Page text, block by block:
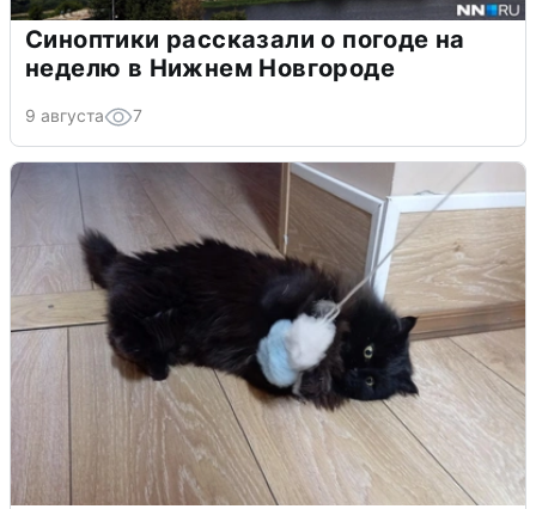
Синоптики рассказали о погоде на
неделю в Нижнем Новгороде
9 августа 7